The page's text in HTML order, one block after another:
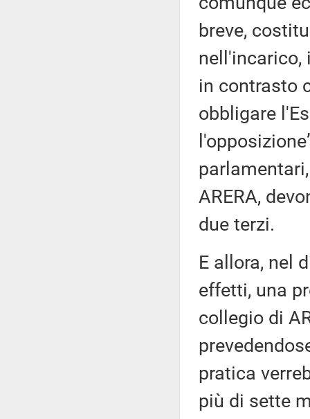
breve,
nell'incarico,
in contrasto
obbligare
ARERA,
due terzi.
E allora, nel
effetti, una
collegio di
pratica
più di sette